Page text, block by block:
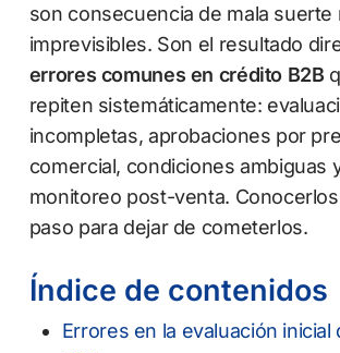
son consecuencia de mala suerte
imprevisibles. Son el resultado
errores comunes en crédito B2B
repiten sistemáticamente:
incompletas, aprobaciones por
comercial, condiciones ambiguas
monitoreo post-venta.
paso para dejar de cometerlos.
Índice de contenidos
Errores en la evaluación inicial